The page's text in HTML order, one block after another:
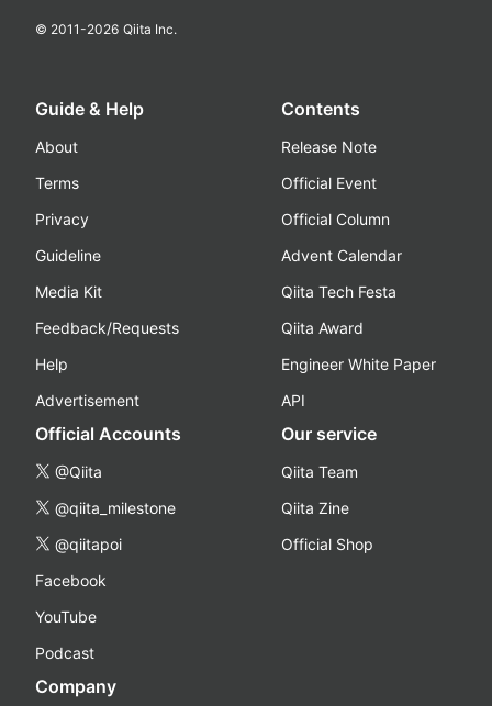
© 2011-2026 Qiita Inc.
Guide & Help
About
Terms
Privacy
Guideline
Media Kit
Feedback/Requests
Help
Advertisement
Contents
Release Note
Official Event
Official Column
Advent Calendar
Qiita Tech Festa
Qiita Award
Engineer White Paper
API
Official Accounts
@Qiita
@qiita_milestone
@qiitapoi
Facebook
YouTube
Podcast
Our service
Qiita Team
Qiita Zine
Official Shop
Company